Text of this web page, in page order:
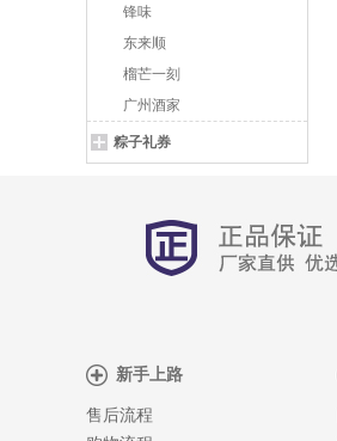
锋味
东来顺
榴芒一刻
广州酒家
粽子礼券
新手上路
售后流程